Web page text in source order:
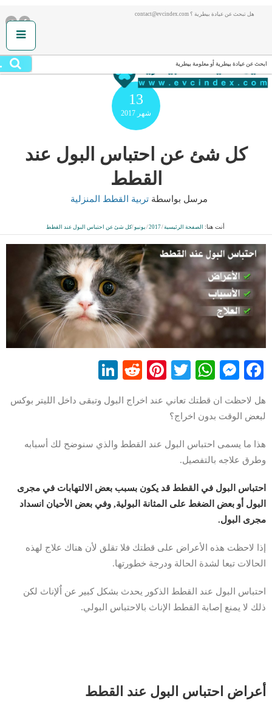
هل تبحث عن عيادة بيطرية ؟ contact@evcindex.com
ابحث عن عيادة بيطرية أو معلومة بيطرية
13
شهر 2017
كل شئ عن احتباس البول عند
القطط
مرسل بواسطة تربية القطط المنزلية
أنت هنا: الصفحة الرئيسية/
2017
/ يونيو/كل شئ عن احتباس البول عند القطط
Facebook
Messenger
WhatsApp
Twitter
Pinterest
Reddit
هل لاحظت ان قطتك تعاني عند اخراج البول وتبقى داخل الليتر بوكس
لبعض الوقت بدون اخراج؟
هذا ما يسمى احتباس البول عند القطط والذي سنوضح لك أسبابه
وطرق علاجه بالتفصيل.
احتباس البول في القطط قد يكون بسبب بعض الالتهابات في مجرى
البول أو بعض الضغط على المثانة البولية, وفي بعض الأحيان انسداد
مجرى البول.
إذا لاحظت هذه الأعراض على قطتك فلا تقلق لأن هناك علاج لهذه
الحالات تبعا لشدة الحالة ودرجة خطورتها.
احتباس البول عند القطط الذكور يحدث بشكل كبير عن اٌلإناث لكن
ذلك لا يمنع إصابة القطط الإناث بالاحتباس البولي.
أعراض احتباس البول عند القطط